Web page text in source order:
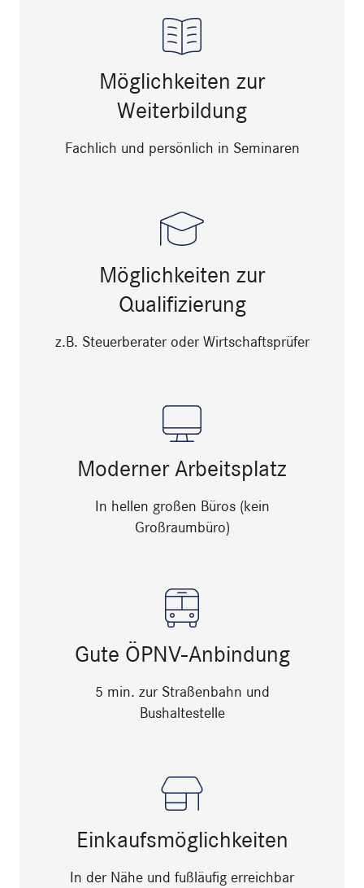
Möglichkeiten zur
Weiterbildung
Fachlich und persönlich in Seminaren
Möglichkeiten zur
Qualifizierung
z.B. Steuerberater oder Wirtschaftsprüfer
Moderner Arbeitsplatz
In hellen großen Büros (kein
Großraumbüro)
Gute ÖPNV-Anbindung
5 min. zur Straßenbahn und
Bushaltestelle
Einkaufsmöglichkeiten
In der Nähe und fußläufig erreichbar